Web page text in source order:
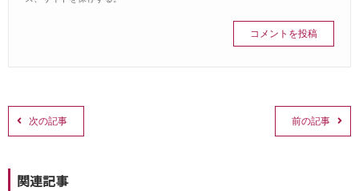
前の記事
次の記事
関連記事